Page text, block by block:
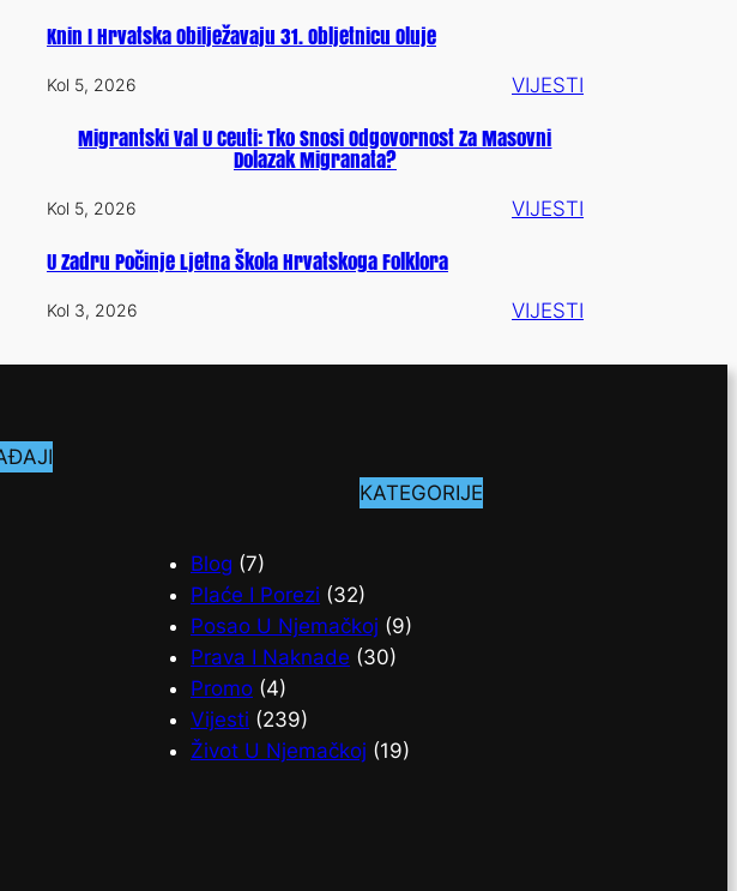
Knin I Hrvatska Obilježavaju 31. Obljetnicu Oluje
Kol 5, 2026 VIJESTI
Migrantski Val U Ceuti: Tko Snosi Odgovornost Za Masovni
Dolazak Migranata?
Kol 5, 2026 VIJESTI
U Zadru Počinje Ljetna Škola Hrvatskoga Folklora
Kol 3, 2026 VIJESTI
KATEGORIJE
Blog (7)
Plaće I Porezi (32)
Posao U Njemačkoj (9)
Prava I Naknade (30)
Promo (4)
Vijesti (239)
Život U Njemačkoj (19)